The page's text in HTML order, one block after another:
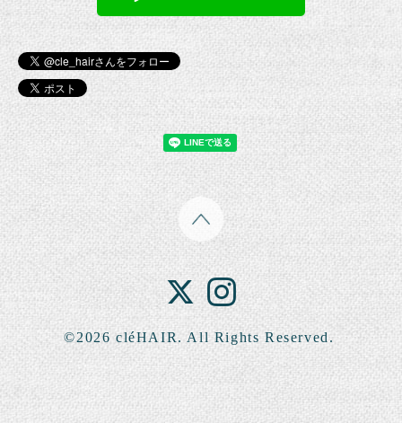
©2026cléHAIR. All Rights Reserved.